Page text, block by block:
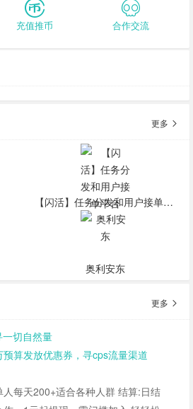
充值推币 合作交流
更多
【闪活】任务分发和用户接单平台
奥利安东
更多
切自然量
预算发放优惠券，寻cps流量渠道
每天200+适合各种人群 结算:日结